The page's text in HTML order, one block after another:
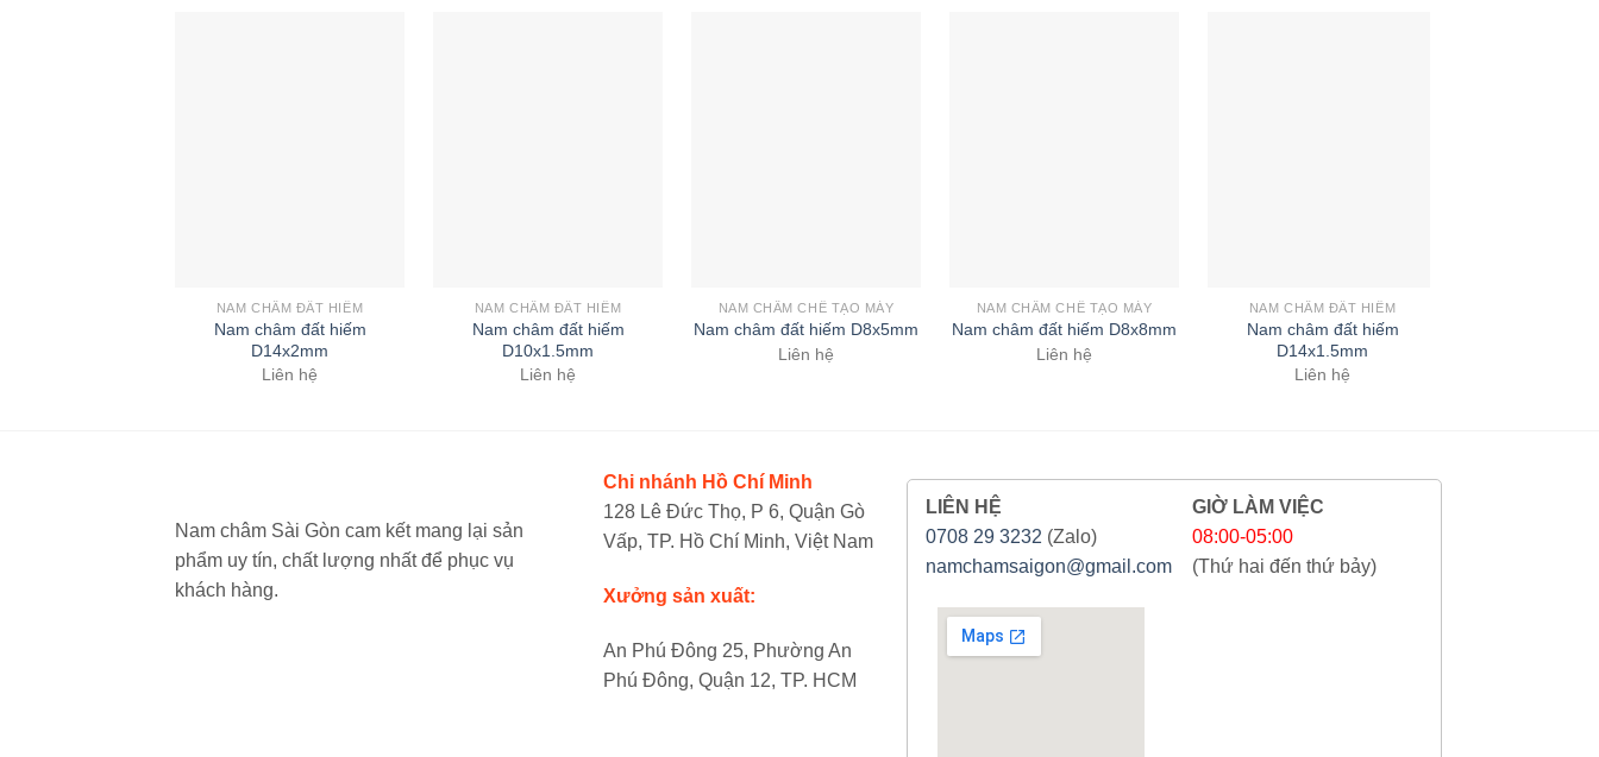
NAM CHÂM ĐẤT HIẾM
Nam châm đất hiếm
D14x2mm
Liên hệ
NAM CHÂM ĐẤT HIẾM
Nam châm đất hiếm
D10x1.5mm
Liên hệ
NAM CHÂM CHẾ TẠO MÁY
Nam châm đất hiếm D8x5mm
Liên hệ
NAM CHÂM CHẾ TẠO MÁY
Nam châm đất hiếm D8x8mm
Liên hệ
NAM CHÂM ĐẤT HIẾM
Nam châm đất hiếm
D14x1.5mm
Liên hệ
Nam châm Sài Gòn cam kết mang lại sản
phẩm uy tín, chất lượng nhất để phục vụ
khách hàng.
Chi nhánh Hồ Chí Minh
128 Lê Đức Thọ, P 6, Quận Gò
Vấp, TP. Hồ Chí Minh, Việt Nam
Xưởng sản xuất:
An Phú Đông 25, Phường An
Phú Đông, Quận 12, TP. HCM
LIÊN HỆ
0708 29 3232 (Zalo)
namchamsaigon@gmail.com
GIỜ LÀM VIỆC
08:00-05:00
(Thứ hai đến thứ bảy)